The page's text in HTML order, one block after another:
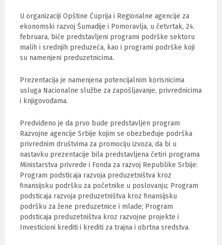
U organizaciji Opštine Ćuprija i Regionalne agencije za
ekonomski razvoj Šumadije i Pomoravlja, u četvrtak, 24.
februara, biće predstavljeni programi podrške sektoru
malih i srednjih preduzeća, kao i programi podrške koji
su namenjeni preduzetnicima.
Prezentacija je namenjena potencijalnim korisnicima
usluga Nacionalne službe za zapošljavanje, privrednicima
i knjigovođama.
Predviđeno je da prvo bude predstavljen program
Razvojne agencije Srbije kojim se obezbeđuje podrška
privrednim društvima za promociju izvoza, da bi u
nastavku prezentacije bila predstavljena četiri programa
Ministarstva privrede i Fonda za razvoj Republike Srbije:
Program podsticaja razvoja preduzetništva kroz
finansijsku podršku za početnike u poslovanju; Program
podsticaja razvoja preduzetništva kroz finansijsku
podršku za žene preduzetnice i mlade; Program
podsticaja preduzetništva kroz razvojne projekte i
Investicioni krediti i krediti za trajna i obrtna sredstva.